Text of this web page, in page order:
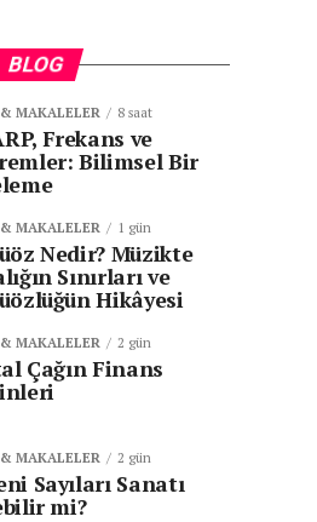
BLOG
MAKALELER 8 saat
Frekans ve
Bilimsel Bir
MAKALELER 1 gün
Nedir? Müzikte
Sınırları ve
Hikâyesi
MAKALELER 2 gün
Çağın Finans
MAKALELER 2 gün
Sayıları Sanatı
mi?